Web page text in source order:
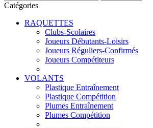
Catégories
RAQUETTES
Clubs-Scolaires
Joueurs Débutants-Loisirs
Joueurs Réguliers-Confirmés
Joueurs Compétiteurs
VOLANTS
Plastique Entraînement
Plastique Compétition
Plumes Entraînement
Plumes Compétition